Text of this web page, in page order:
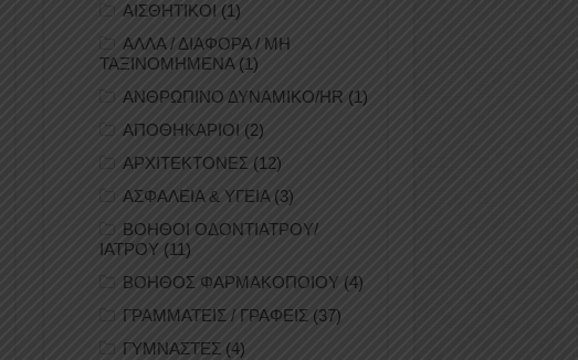
ΑΙΣΘΗΤΙΚΟΙ (1)
ΑΛΛΑ / ΔΙΑΦΟΡΑ / ΜΗ
ΤΑΞΙΝΟΜΗΜΕΝΑ(1)
ΑΝΘΡΩΠΙΝΟ ΔΥΝΑΜΙΚΟ/HR (1)
ΑΠΟΘΗΚΑΡΙΟΙ (2)
ΑΡΧΙΤΕΚΤΟΝΕΣ (12)
ΑΣΦΑΛΕΙΑ & ΥΓΕΙΑ (3)
ΒΟΗΘΟΙ ΟΔΟΝΤΙΑΤΡΟΥ/
ΙΑΤΡΟΥ(11)
ΒΟΗΘΟΣ ΦΑΡΜΑΚΟΠΟΙΟΥ (4)
ΓΡΑΜΜΑΤΕΙΣ / ΓΡΑΦΕΙΣ (37)
ΓΥΜΝΑΣΤΕΣ (4)